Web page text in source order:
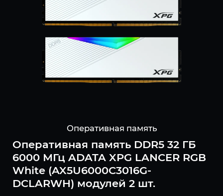
Оперативная память
Оперативная память DDR5 32 ГБ
6000 МГц ADATA XPG LANCER RGB
White (AX5U6000C3016G-
DCLARWH) модулей 2 шт.